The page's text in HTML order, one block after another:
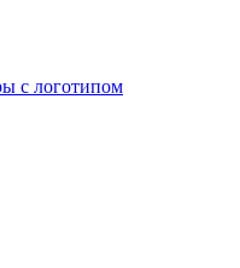
с логотипом